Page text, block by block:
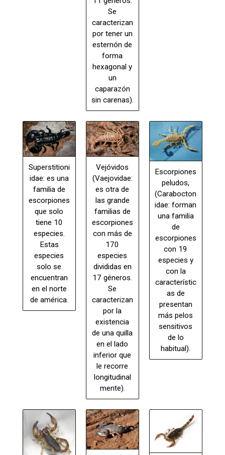
Se
caracterizan
por tener un
esternón de
forma
hexagonal y
un
caparazón
sin carenas).
Superstitioni
idae: es una
familia de
escorpiones
que solo
tiene 10
especies.
Estas
especies
solo se
encuentran
en el norte
de américa.
Vejóvidos
(Vaejovidae:
es otra de
las grande
familias de
escorpiones
con más de
170
especies
divididas en
17 géneros.
Se
caracterizan
por la
existencia
de una quilla
en el lado
inferior que
le recorre
longitudinal
mente).
Escorpiones
peludos,
(Carabocton
idae: forman
una familia
de
escorpiones
con 19
especies y
con la
característic
as de
presentan
más pelos
sensitivos
de lo
habitual).